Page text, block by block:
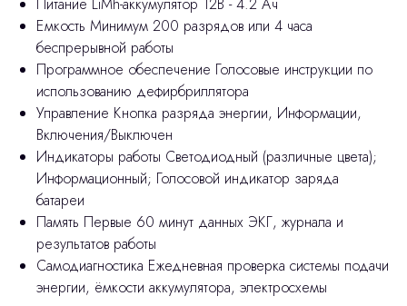
Емкость Минимум 200 разрядов или 4 часа
беспрерывной работы
Программное обеспечение Голосовые инструкции по
использованию дефирбриллятора
Управление Кнопка разряда энергии, Информации,
Включения/Выключен
Индикаторы работы Светодиодный (различные цвета);
Информационный; Голосовой индикатор заряда
батареи
Память Первые 60 минут данных ЭКГ, журнала и
результатов работы
Самодиагностика Ежедневная проверка системы подачи
энергии, ёмкости аккумулятора, электросхемы